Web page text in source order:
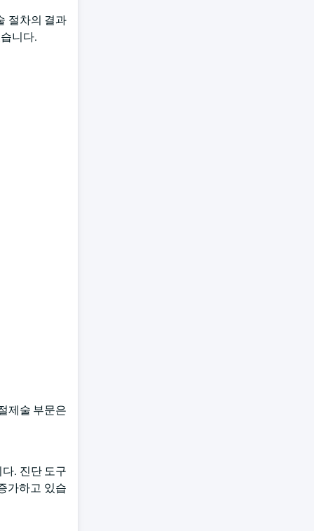
절차의 결과
니다.
제술 부문은
. 진단 도구
가하고 있습